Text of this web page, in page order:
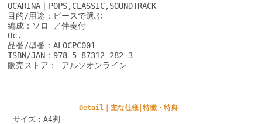
OCARINA｜POPS,CLASSIC,SOUNDTRACK
目的/用途：ピースで選ぶ
編成：ソロ ／伴奏付
Oc.
品番/型番：ALOCPC001
ISBN/JAN：978-5-87312-282-3
販売ストア： アルソオンライン
Detail｜主な仕様│特徴・特典
サイズ：A4判